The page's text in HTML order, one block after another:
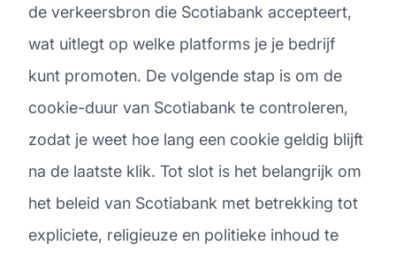
de verkeersbron die Scotiabank accepteert,
wat uitlegt op welke platforms je je bedrijf
kunt promoten. De volgende stap is om de
cookie-duur van Scotiabank te controleren,
zodat je weet hoe lang een cookie geldig blijft
na de laatste klik. Tot slot is het belangrijk om
het beleid van Scotiabank met betrekking tot
expliciete, religieuze en politieke inhoud te